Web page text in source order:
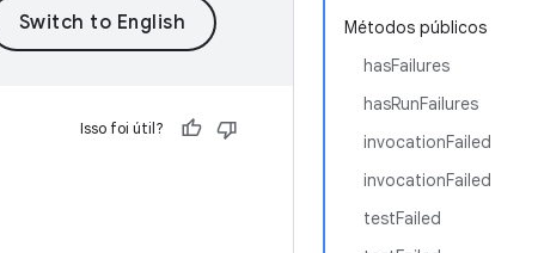
Métodos públicos
hasFailures
hasRunFailures
invocationFailed
invocationFailed
testFailed
Isso foi útil?